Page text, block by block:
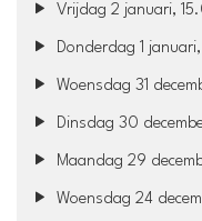
Vrijdag 2 januari,
Donderdag 1
Woensdag 31
Dinsdag 30
Maandag 29
Woensdag 24